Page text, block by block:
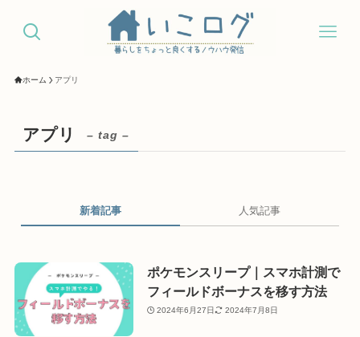
ホーム アプリ
アプリ – tag –
新着記事 人気記事
ポケモンスリープ｜スマホ計測で
フィールドボーナスを移す方法
2024年6月27日 2024年7月8日